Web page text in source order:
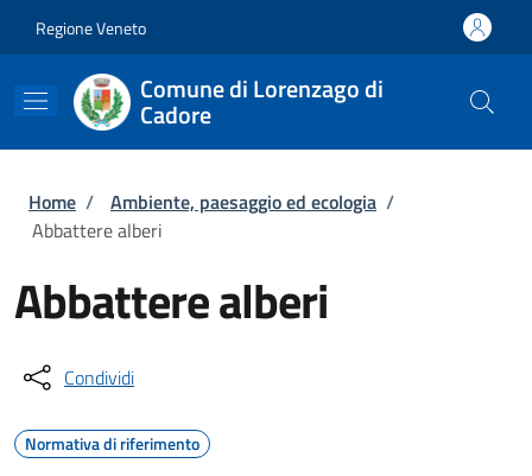
Regione Veneto
Comune di Lorenzago di
Cadore
Briciole di pane
Home / Ambiente, paesaggio ed ecologia /
Abbattere alberi
Abbattere alberi
Condividi
Normativa di riferimento